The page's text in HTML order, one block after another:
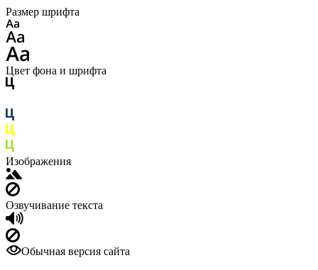
Размер шрифта
Цвет фона и шрифта
Изображения
Озвучивание текста
Обычная версия сайта